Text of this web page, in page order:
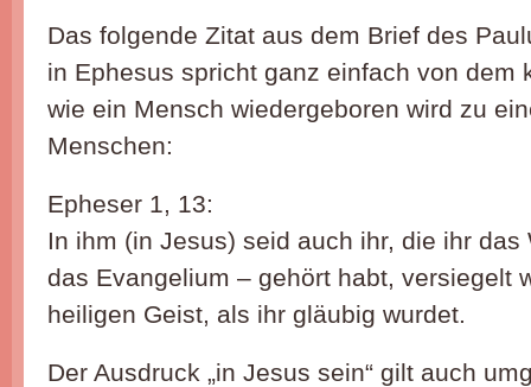
Das folgende Zitat aus dem Brief des
in Ephesus spricht ganz einfach von dem
wie ein Mensch wiedergeboren wird zu
Menschen:
Epheser 1, 13:
In ihm (in Jesus) seid auch ihr, die ihr das
das Evangelium – gehört habt, versiegelt
heiligen Geist, als ihr gläubig wurdet.
Der Ausdruck „in Jesus sein“ gilt auch